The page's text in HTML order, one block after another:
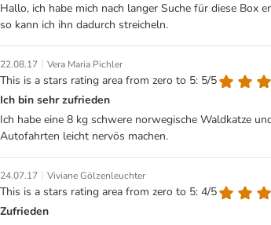
Hallo, ich habe mich nach langer Suche für diese Box
so kann ich ihn dadurch streicheln.
22.08.17 | Vera Maria Pichler
This is a stars rating area from zero to 5: 5/5
Ich bin sehr zufrieden
Ich habe eine 8 kg schwere norwegische Waldkatze
Autofahrten leicht nervös machen.
24.07.17 | Viviane Gölzenleuchter
This is a stars rating area from zero to 5: 4/5
Zufrieden